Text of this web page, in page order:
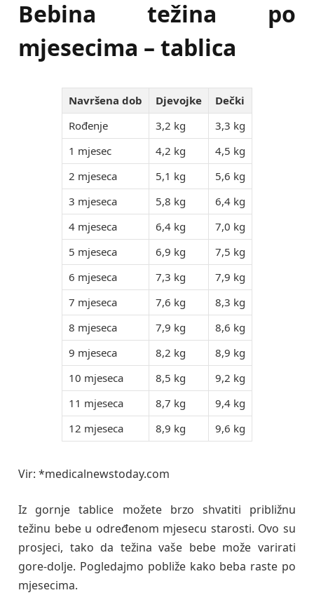
Bebina težina po
mjesecima – tablica
Navršena dob Djevojke
Dečki
Rođenje
3,2 kg
3,3 kg
1 mjesec
4,2 kg
4,5 kg
2 mjeseca
5,1 kg
5,6 kg
3 mjeseca
5,8 kg
6,4 kg
4 mjeseca
6,4 kg
7,0 kg
5 mjeseca
6,9 kg
7,5 kg
6 mjeseca
7,3 kg
7,9 kg
7 mjeseca
7,6 kg
8,3 kg
8 mjeseca
7,9 kg
8,6 kg
9 mjeseca
8,2 kg
8,9 kg
10 mjeseca
8,5 kg
9,2 kg
11 mjeseca
8,7 kg
9,4 kg
12 mjeseca
8,9 kg 9,6 kg
Vir: *medicalnewstoday.com
Iz gornje tablice možete brzo shvatiti približnu
težinu bebe u određenom mjesecu starosti. Ovo su
prosjeci, tako da težina vaše bebe može varirati
gore-dolje. Pogledajmo pobliže kako beba raste po
mjesecima.